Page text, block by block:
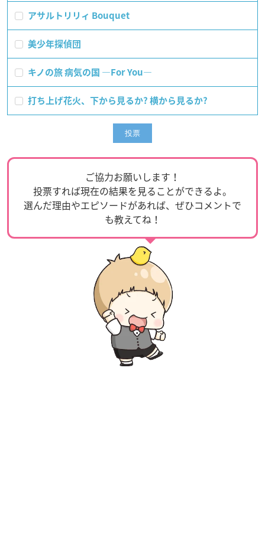
アサルトリリィ Bouquet
美少年探偵団
キノの旅 病気の国 ―For You―
打ち上げ花火、下から見るか? 横から見るか?
ご協力お願いします！
投票すれば現在の結果を見ることができるよ。
選んだ理由やエピソードがあれば、ぜひコメントで
も教えてね！